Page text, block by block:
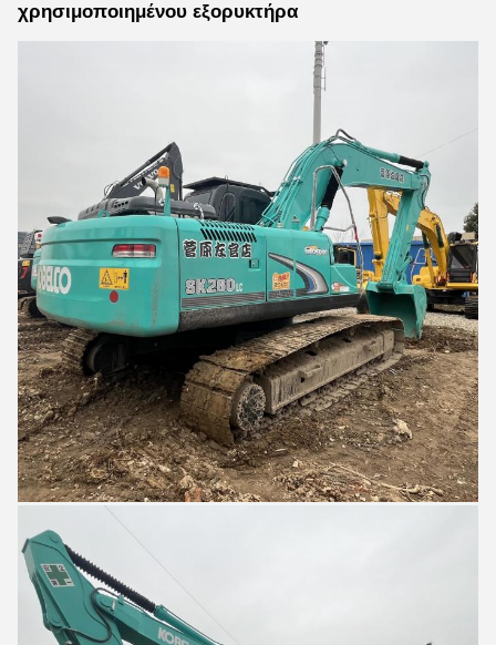
χρησιμοποιημένου εξορυκτήρα